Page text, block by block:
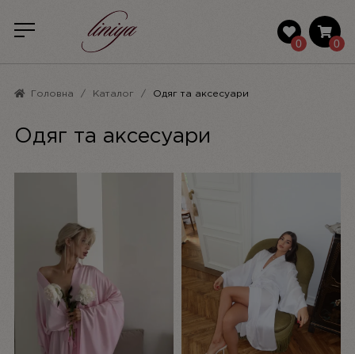
0
0
Головна Каталог Одяг та аксесуари
Одяг та аксесуари